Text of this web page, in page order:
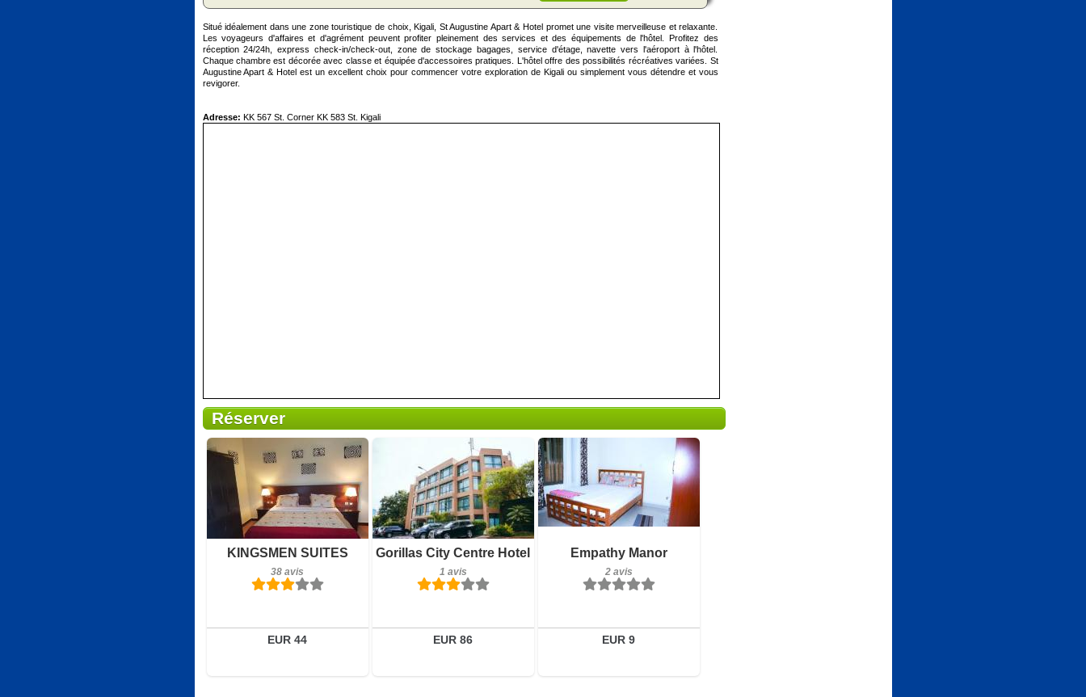
Situé idéalement dans une zone touristique de choix, Kigali, St Augustine Apart & Hotel promet une visite merveilleuse et relaxante.
Les voyageurs d'affaires et d'agrément peuvent profiter pleinement des services et des équipements de l'hôtel. Profitez des
réception 24/24h, express check-in/check-out, zone de stockage bagages, service d'étage, navette vers l'aéroport à l'hôtel.
Chaque chambre est décorée avec classe et équipée d'accessoires pratiques. L'hôtel offre des possibilités récréatives variées. St
Augustine Apart & Hotel est un excellent choix pour commencer votre exploration de Kigali ou simplement vous détendre et vous
revigorer.
Adresse: KK 567 St. Corner KK 583 St. Kigali
Réserver
KINGSMEN SUITES
38 avis
EUR 44
Petit-déjeuner inclus
38 avis
Réserver
Gorillas City Centre Hotel
1 avis
EUR 86
1 avis
Détails
Réserver
Empathy Manor
2 avis
EUR 9
Petit-déjeuner inclus
2 avis
Réserver